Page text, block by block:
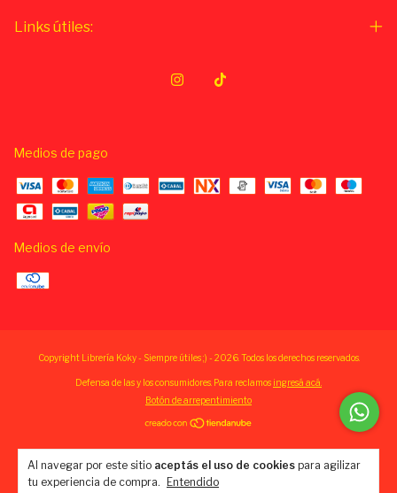
Al navegar por este sitio aceptás el uso de cookies para agilizar
tu experiencia de compra.
Entendido
Links útiles:
Medios de pago
Medios de envío
Copyright Librería Koky - Siempre útiles ;) - 2026. Todos los derechos reservados.
Defensa de las y los consumidores. Para reclamos ingresá acá.
Botón de arrepentimiento